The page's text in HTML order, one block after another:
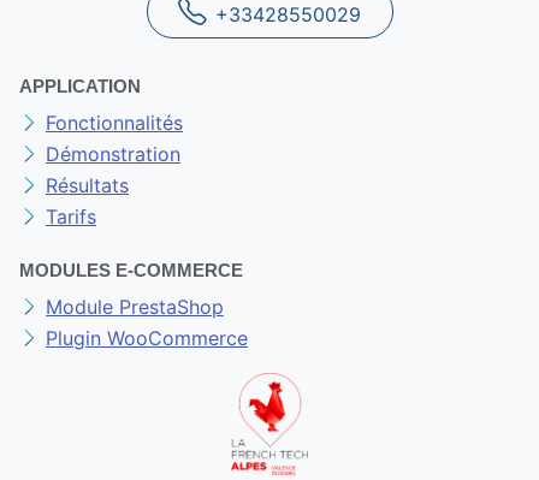
+33428550029
APPLICATION
Fonctionnalités
Démonstration
Résultats
Tarifs
MODULES E-COMMERCE
Module PrestaShop
Plugin WooCommerce